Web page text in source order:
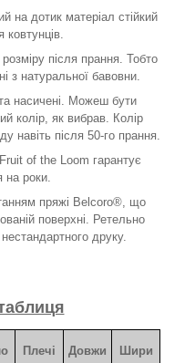
на дотик матеріал стійкий
після прання. Тобто
з натуральної бавовни.
насичені. Можеш бути
колір, як вибрав. Колір
навіть після 50-го прання.
of the Loom гарантує
на роки.
пряжі Belcoro®, що
поверхні. Ретельно
друку.
Плечі
Довжи
Шири